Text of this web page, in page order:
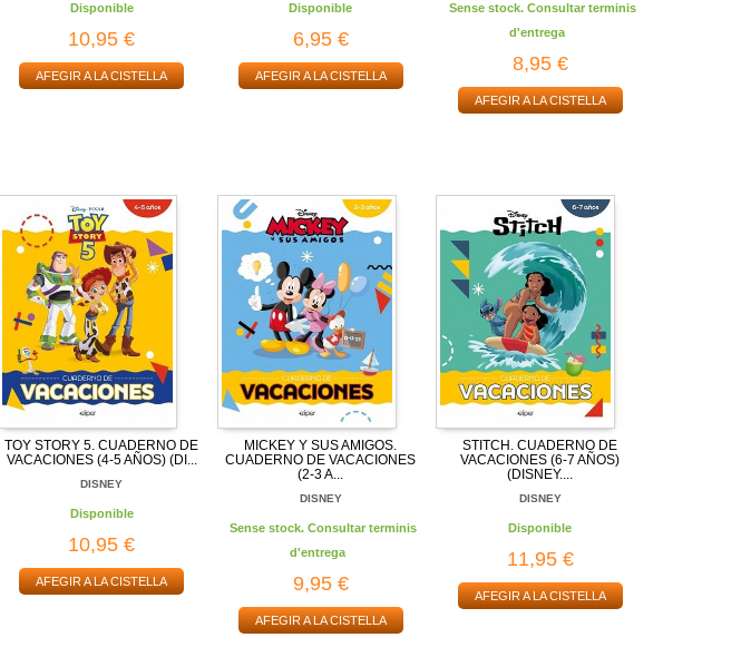
Disponible
10,95 €
AFEGIR A LA CISTELLA
Disponible
6,95 €
AFEGIR A LA CISTELLA
Sense stock. Consultar terminis
d'entrega
8,95 €
AFEGIR A LA CISTELLA
TOY STORY 5. CUADERNO DE
VACACIONES (4-5 AÑOS) (DI...
DISNEY
Disponible
10,95 €
AFEGIR A LA CISTELLA
MICKEY Y SUS AMIGOS.
CUADERNO DE VACACIONES
(2-3 A...
DISNEY
Sense stock. Consultar terminis
d'entrega
9,95 €
AFEGIR A LA CISTELLA
STITCH. CUADERNO DE
VACACIONES (6-7 AÑOS)
(DISNEY....
DISNEY
Disponible
11,95 €
AFEGIR A LA CISTELLA